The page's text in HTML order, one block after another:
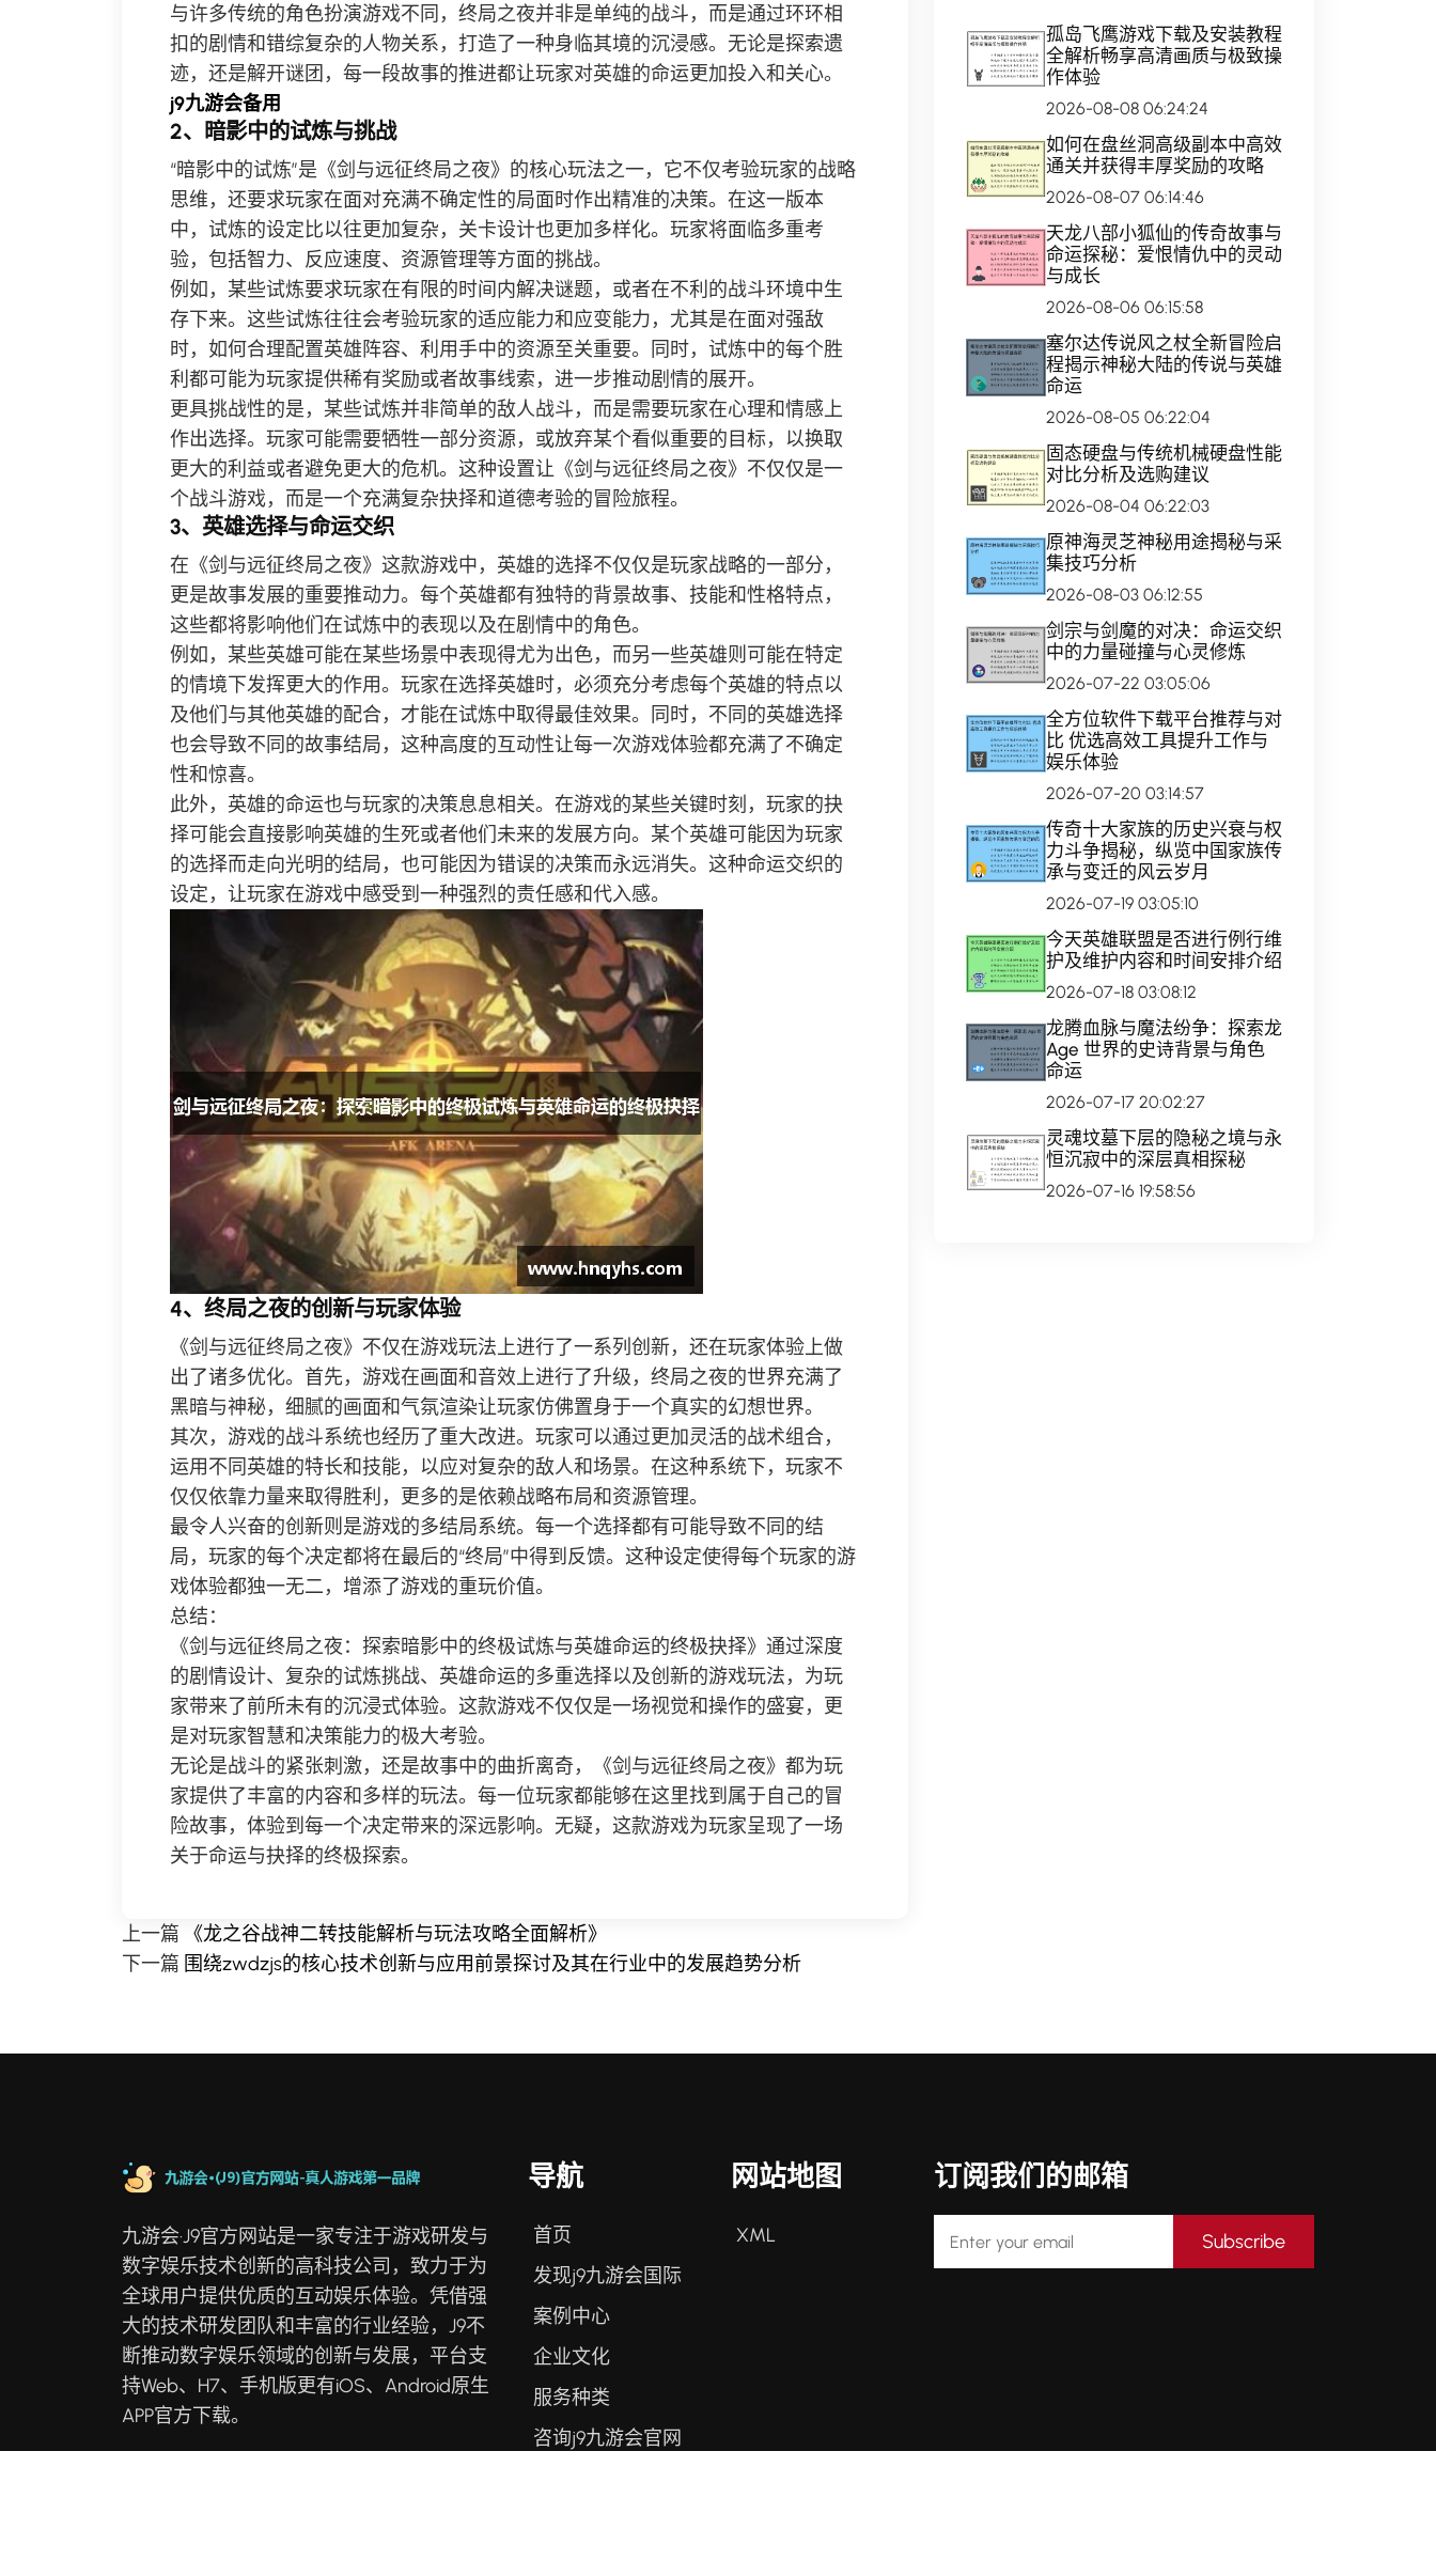
与许多传统的角色扮演游戏不同，终局之夜并非是单纯的战斗，而是通过环环相
扣的剧情和错综复杂的人物关系，打造了一种身临其境的沉浸感。无论是探索遗
迹，还是解开谜团，每一段故事的推进都让玩家对英雄的命运更加投入和关心。
j9九游会备用
2、暗影中的试炼与挑战
“暗影中的试炼”是《剑与远征终局之夜》的核心玩法之一，它不仅考验玩家的战略
思维，还要求玩家在面对充满不确定性的局面时作出精准的决策。在这一版本
中，试炼的设定比以往更加复杂，关卡设计也更加多样化。玩家将面临多重考
验，包括智力、反应速度、资源管理等方面的挑战。
例如，某些试炼要求玩家在有限的时间内解决谜题，或者在不利的战斗环境中生
存下来。这些试炼往往会考验玩家的适应能力和应变能力，尤其是在面对强敌
时，如何合理配置英雄阵容、利用手中的资源至关重要。同时，试炼中的每个胜
利都可能为玩家提供稀有奖励或者故事线索，进一步推动剧情的展开。
更具挑战性的是，某些试炼并非简单的敌人战斗，而是需要玩家在心理和情感上
作出选择。玩家可能需要牺牲一部分资源，或放弃某个看似重要的目标，以换取
更大的利益或者避免更大的危机。这种设置让《剑与远征终局之夜》不仅仅是一
个战斗游戏，而是一个充满复杂抉择和道德考验的冒险旅程。
3、英雄选择与命运交织
在《剑与远征终局之夜》这款游戏中，英雄的选择不仅仅是玩家战略的一部分，
更是故事发展的重要推动力。每个英雄都有独特的背景故事、技能和性格特点，
这些都将影响他们在试炼中的表现以及在剧情中的角色。
例如，某些英雄可能在某些场景中表现得尤为出色，而另一些英雄则可能在特定
的情境下发挥更大的作用。玩家在选择英雄时，必须充分考虑每个英雄的特点以
及他们与其他英雄的配合，才能在试炼中取得最佳效果。同时，不同的英雄选择
也会导致不同的故事结局，这种高度的互动性让每一次游戏体验都充满了不确定
性和惊喜。
此外，英雄的命运也与玩家的决策息息相关。在游戏的某些关键时刻，玩家的抉
择可能会直接影响英雄的生死或者他们未来的发展方向。某个英雄可能因为玩家
的选择而走向光明的结局，也可能因为错误的决策而永远消失。这种命运交织的
设定，让玩家在游戏中感受到一种强烈的责任感和代入感。
4、终局之夜的创新与玩家体验
《剑与远征终局之夜》不仅在游戏玩法上进行了一系列创新，还在玩家体验上做
出了诸多优化。首先，游戏在画面和音效上进行了升级，终局之夜的世界充满了
黑暗与神秘，细腻的画面和气氛渲染让玩家仿佛置身于一个真实的幻想世界。
其次，游戏的战斗系统也经历了重大改进。玩家可以通过更加灵活的战术组合，
运用不同英雄的特长和技能，以应对复杂的敌人和场景。在这种系统下，玩家不
仅仅依靠力量来取得胜利，更多的是依赖战略布局和资源管理。
最令人兴奋的创新则是游戏的多结局系统。每一个选择都有可能导致不同的结
局，玩家的每个决定都将在最后的“终局”中得到反馈。这种设定使得每个玩家的游
戏体验都独一无二，增添了游戏的重玩价值。
总结：
《剑与远征终局之夜：探索暗影中的终极试炼与英雄命运的终极抉择》通过深度
的剧情设计、复杂的试炼挑战、英雄命运的多重选择以及创新的游戏玩法，为玩
家带来了前所未有的沉浸式体验。这款游戏不仅仅是一场视觉和操作的盛宴，更
是对玩家智慧和决策能力的极大考验。
无论是战斗的紧张刺激，还是故事中的曲折离奇，《剑与远征终局之夜》都为玩
家提供了丰富的内容和多样的玩法。每一位玩家都能够在这里找到属于自己的冒
险故事，体验到每一个决定带来的深远影响。无疑，这款游戏为玩家呈现了一场
关于命运与抉择的终极探索。
上一篇
《龙之谷战神二转技能解析与玩法攻略全面解析》
下一篇 围绕zwdzjs的核心技术创新与应用前景探讨及其在行业中的发展趋势分析
孤岛飞鹰游戏下载及安装教程
全解析畅享高清画质与极致操
作体验
2026-08-08 06:24:24
如何在盘丝洞高级副本中高效
通关并获得丰厚奖励的攻略
2026-08-07 06:14:46
天龙八部小狐仙的传奇故事与
命运探秘：爱恨情仇中的灵动
与成长
2026-08-06 06:15:58
塞尔达传说风之杖全新冒险启
程揭示神秘大陆的传说与英雄
命运
2026-08-05 06:22:04
固态硬盘与传统机械硬盘性能
对比分析及选购建议
2026-08-04 06:22:03
原神海灵芝神秘用途揭秘与采
集技巧分析
2026-08-03 06:12:55
剑宗与剑魔的对决：命运交织
中的力量碰撞与心灵修炼
2026-07-22 03:05:06
全方位软件下载平台推荐与对
比 优选高效工具提升工作与
娱乐体验
2026-07-20 03:14:57
传奇十大家族的历史兴衰与权
力斗争揭秘，纵览中国家族传
承与变迁的风云岁月
2026-07-19 03:05:10
今天英雄联盟是否进行例行维
护及维护内容和时间安排介绍
2026-07-18 03:08:12
龙腾血脉与魔法纷争：探索龙
Age 世界的史诗背景与角色
命运
2026-07-17 20:02:27
灵魂坟墓下层的隐秘之境与永
恒沉寂中的深层真相探秘
2026-07-16 19:58:56
九游会·J9官方网站是一家专注于游戏研发与
数字娱乐技术创新的高科技公司，致力于为
全球用户提供优质的互动娱乐体验。凭借强
大的技术研发团队和丰富的行业经验，J9不
断推动数字娱乐领域的创新与发展，平台支
持Web、H7、手机版更有iOS、Android原生
APP官方下载。
导航
首页
发现j9九游会国际
案例中心
企业文化
服务种类
咨询j9九游会官网
网站地图
XML
订阅我们的邮箱
Subscribe